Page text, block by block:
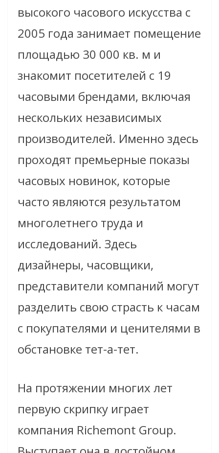
высокого часового искусства с
2005 года занимает помещение
площадью 30 000 кв. м и
знакомит посетителей с 19
часовыми брендами, включая
нескольких независимых
производителей. Именно здесь
проходят премьерные показы
часовых новинок, которые
часто являются результатом
многолетнего труда и
исследований. Здесь
дизайнеры, часовщики,
представители компаний могут
разделить свою страсть к часам
с покупателями и ценителями в
обстановке тет-а-тет.
На протяжении многих лет
первую скрипку играет
компания Richemont Group.